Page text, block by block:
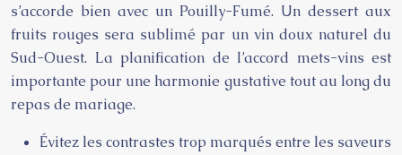
s’accorde bien avec un Pouilly-Fumé. Un dessert aux
fruits rouges sera sublimé par un vin doux naturel du
Sud-Ouest. La planification de l’accord mets-vins est
importante pour une harmonie gustative tout au long du
repas de mariage.
Évitez les contrastes trop marqués entre les saveurs